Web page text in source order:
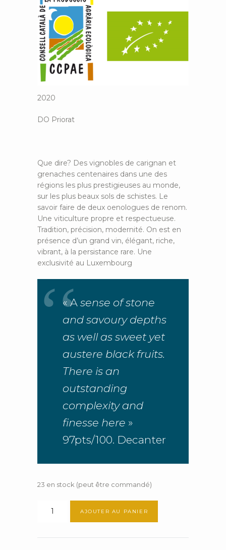
2020
DO Priorat
Que dire? Des vignobles de carignan et
grenaches centenaires dans une des
régions les plus prestigieuses au monde,
sur les plus beaux sols de schistes. Le
savoir faire de deux oenologues de renom.
Une viticulture propre et respectueuse.
Tradition, précision, modernité. On est en
présence d’un grand vin, élégant, riche,
vibrant, à la persistance rare. Une
exclusivité au Luxembourg
« A sense of stone
and savoury depths
as well as sweet yet
austere black fruits.
There is an
outstanding
complexity and
finesse here »
97pts/100. Decanter
23 en stock (peut être commandé)
Bobet
AJOUTER AU PANIER